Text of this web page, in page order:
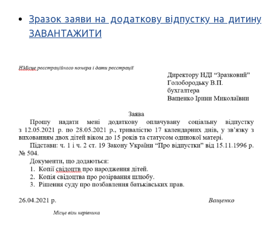
Зразок заяви на додаткову відпустку на дитину
ЗАВАНТАЖИТИ